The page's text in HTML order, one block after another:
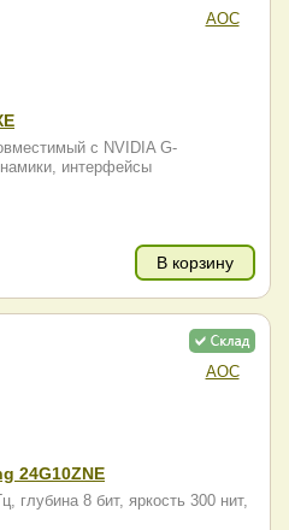
AOC
с NVIDIA G-
интерфейсы
В корзину
AOC
24G10ZNE
глубина 8 бит, яркость 300 нит,